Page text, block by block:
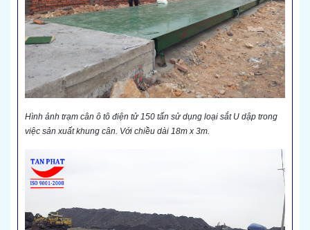
Hình ảnh trạm cân ô tô điện tử 150 tấn sử dụng loại sắt U dập trong
việc sản xuất khung cân. Với chiều dài 18m x 3m.